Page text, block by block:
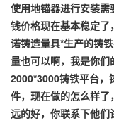
使用地锚器进行安装
钱价格现在基本稳定
诺铸造量具*生产的铸
量也可以啊，我是你们
2000*3000铸铁平台，
件，现在做的怎么样
远的好，你联系下他